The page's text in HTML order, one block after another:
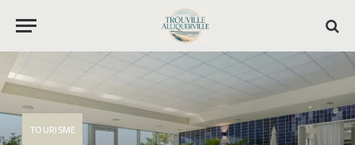
TOURISME